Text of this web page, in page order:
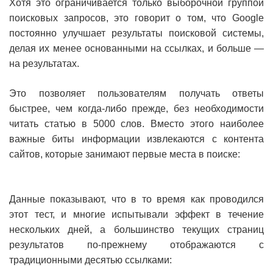
Хотя это ограничивается только выборочной группой
поисковых запросов, это говорит о том, что Google
постоянно улучшает результаты поисковой системы,
делая их менее основанными на ссылках, и больше —
на результатах.
Это позволяет пользователям получать ответы
быстрее, чем когда-либо прежде, без необходимости
читать статью в 5000 слов. Вместо этого наиболее
важные биты информации извлекаются с контента
сайтов, которые занимают первые места в поиске:
Данные показывают, что в то время как проводился
этот тест, и многие испытывали эффект в течение
нескольких дней, а большинство текущих страниц
результатов по-прежнему отображаются с
традиционными десятью ссылками: